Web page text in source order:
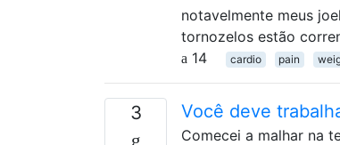
notavelmente meus
tornozelos estão
14
cardio pain
3 Você deve
Comecei a malhar na